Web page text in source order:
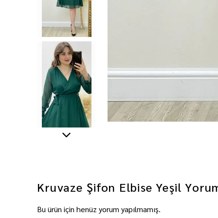
Kruvaze Şifon Elbise Yeşil
Bu ürün için henüz yorum yapılmamış.